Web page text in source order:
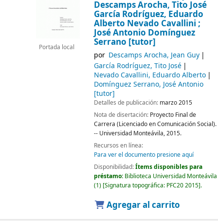
Portada local
Descamps Arocha, Tito José
García Rodríguez, Eduardo
Alberto Nevado Cavallini ;
José Antonio Domínguez
Serrano [tutor]
por Descamps Arocha, Jean Guy
García Rodríguez, Tito José
Nevado Cavallini, Eduardo Alberto
Domínguez Serrano, José Antonio
[tutor]
Detalles de publicación: marzo 2015
Nota de disertación: Proyecto Final de
Carrera (Licenciado en Comunicación Social).
-- Universidad Monteávila, 2015.
Recursos en línea:
Para ver el documento presione aquí
Disponibilidad:Ítems disponibles para
préstamo: Biblioteca Universidad Monteávila
(1) Signatura topográfica: PFC20 2015 .
Agregar al carrito